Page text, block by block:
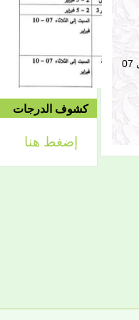
2021/04/24م
إعلان
لائحة توجيه وزارة
الإسلامية والتعليم
التاريخ نفسه محلا
كشوف الدرجات
إضغط هنا
على أن يتم فحص الملفات والتأكد من صحة الشهادات والوثائق خلال الفترة من 01 إلى 07